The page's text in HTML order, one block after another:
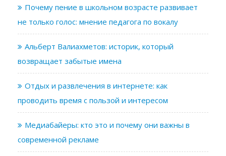
Почему пение в школьном возрасте развивает
не только голос: мнение педагога по вокалу
Альберт Валиахметов: историк, который
возвращает забытые имена
Отдых и развлечения в интернете: как
проводить время с пользой и интересом
Медиабайеры: кто это и почему они важны в
современной рекламе